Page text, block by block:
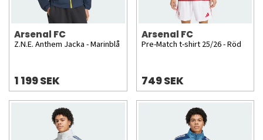
Arsenal FC
Z.N.E. Anthem Jacka - Marinblå
1 199 SEK
Arsenal FC
Pre-Match t-shirt 25/26 - Röd
749 SEK